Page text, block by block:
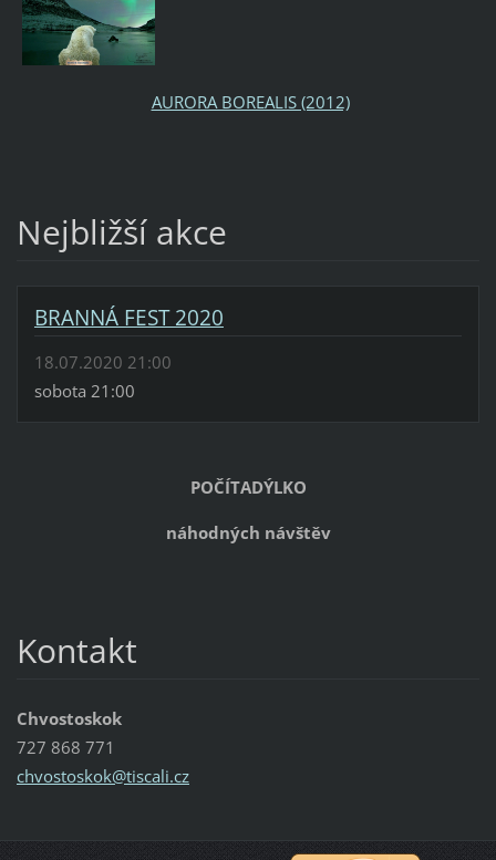
AURORA BOREALIS (2012)
Nejbližší akce
BRANNÁ FEST 2020
18.07.2020 21:00
sobota 21:00
POČÍTADÝLKO
náhodných návštěv
Kontakt
Chvostoskok
727 868 771
chvostoskok@tiscali.cz